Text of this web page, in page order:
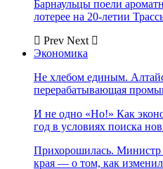
Барнаульцы поели
лотерее на 20-летии
Prev Next
Экономика
Не хлебом единым.
перерабатывающая
И не одно «Но!» Как
год в условиях поиска
Прихорошилась.
края — о том, как